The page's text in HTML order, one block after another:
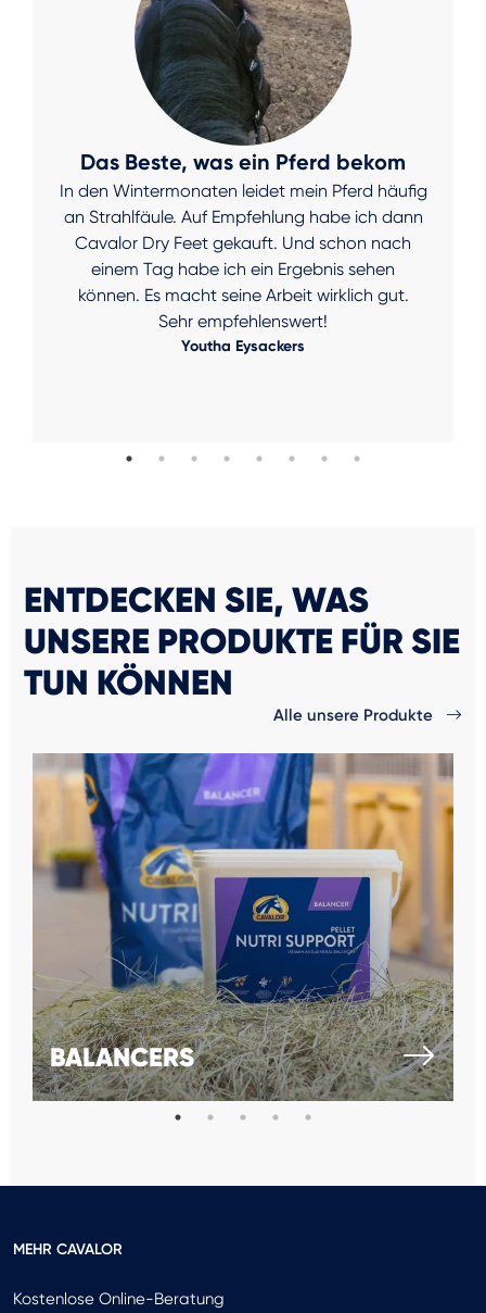
Das Beste, was ein Pferd bekom
In den Wintermonaten leidet mein Pferd häufig
an Strahlfäule. Auf Empfehlung habe ich dann
Cavalor Dry Feet gekauft. Und schon nach
einem Tag habe ich ein Ergebnis sehen
können. Es macht seine Arbeit wirklich gut.
Sehr empfehlenswert!
Youtha Eysackers
ENTDECKEN SIE, WAS
UNSERE PRODUKTE FÜR SIE
TUN KÖNNEN
Alle unsere Produkte
BALANCERS
MEHR CAVALOR
Kostenlose Online-Beratung